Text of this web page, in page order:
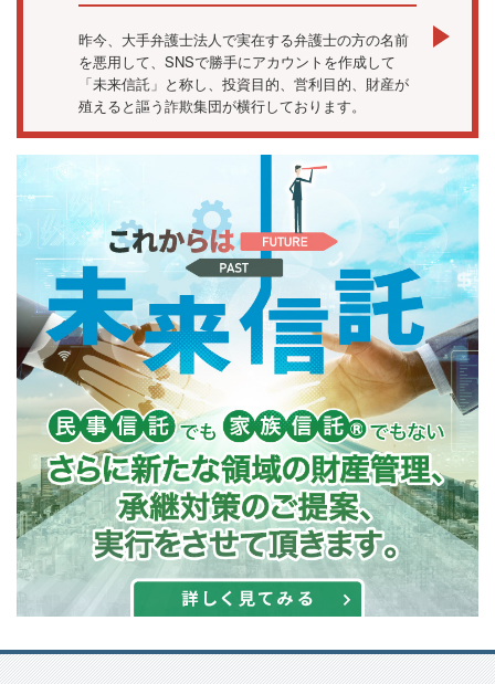
昨今、大手弁護士法人で実在する弁護士の方の名前
を悪用して、SNSで勝手にアカウントを作成して
「未来信託」と称し、投資目的、営利目的、財産が
殖えると謳う詐欺集団が横行しております。